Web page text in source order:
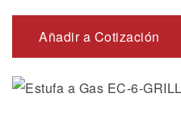
Añadir a Cotización